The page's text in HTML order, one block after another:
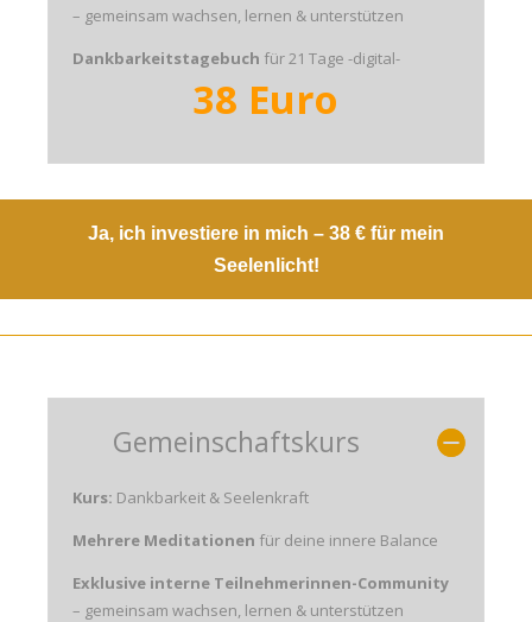
– gemeinsam wachsen, lernen & unterstützen
Dankbarkeitstagebuch für 21 Tage -digital-
38 Euro
Ja, ich investiere in mich – 38 € für mein
Seelenlicht!
Gemeinschaftskurs
Kurs: Dankbarkeit & Seelenkraft
Mehrere Meditationen für deine innere Balance
Exklusive interne Teilnehmerinnen-Community
– gemeinsam wachsen, lernen & unterstützen